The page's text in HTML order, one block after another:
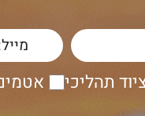
תהליכי